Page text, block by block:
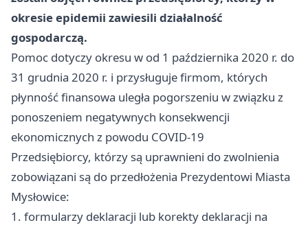
okresie epidemii zawiesili działalność
gospodarczą.
Pomoc dotyczy okresu w od 1 października 2020 r. do
31 grudnia 2020 r. i przysługuje firmom, których
płynność finansowa uległa pogorszeniu w związku z
ponoszeniem negatywnych konsekwencji
ekonomicznych z powodu COVID-19
Przedsiębiorcy, którzy są uprawnieni do zwolnienia
zobowiązani są do przedłożenia Prezydentowi Miasta
Mysłowice:
1. formularzy deklaracji lub korekty deklaracji na